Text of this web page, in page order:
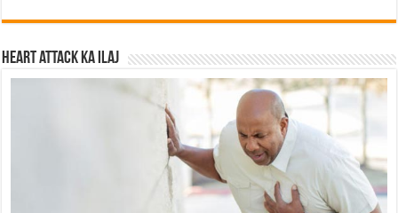
Heart attack ka ilaj